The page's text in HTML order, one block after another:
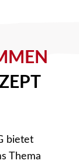
bietet
Thema